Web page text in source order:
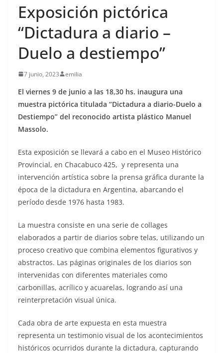
Exposición pictórica
“Dictadura a diario –
Duelo a destiempo”
7 junio, 2023 emilia
El viernes 9 de junio a las 18,30 hs. inaugura una
muestra pictórica titulada “Dictadura a diario-Duelo a
Destiempo” del reconocido artista plástico Manuel
Massolo.
Esta exposición se llevará a cabo en el Museo Histórico
Provincial, en Chacabuco 425, y representa una
intervención artística sobre la prensa gráfica durante la
época de la dictadura en Argentina, abarcando el
período desde 1976 hasta 1983.
La muestra consiste en una serie de collages
elaborados a partir de diarios sobre telas, utilizando un
proceso creativo que combina elementos figurativos y
abstractos. Las páginas originales de los diarios son
intervenidas con diferentes materiales como
carbonillas, acrílico y acuarelas, logrando así una
reinterpretación visual única.
Cada obra de arte expuesta en esta muestra
representa un testimonio visual de los acontecimientos
históricos ocurridos durante la dictadura, capturando